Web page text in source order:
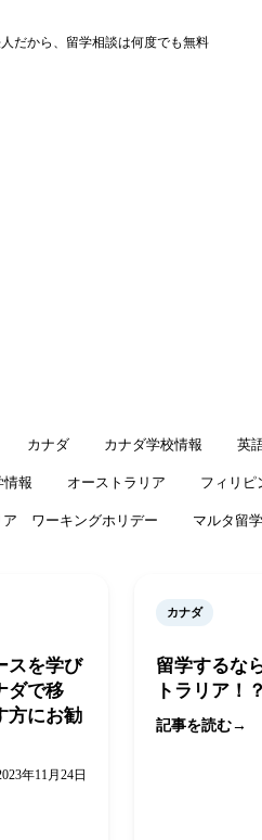
だから、留学相談は何度でも無料
カナダ カナダ学校情報 英
情報 オーストラリア フィリピ
ア ワーキングホリデー マルタ留学
スを学び
ダで移
方にお勧
年11月24日
カナダ
留学するな
トラリア
記事を読む